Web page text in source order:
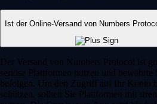
Ist der Online-Versand von Numbers
Der Versand von Numbers Protocol ist
seriöse Plattformen nutzen und bewährte
befolgen. Um den Zugriff auf Ihr Konto
schützen, sollten Sie Plattformen mit